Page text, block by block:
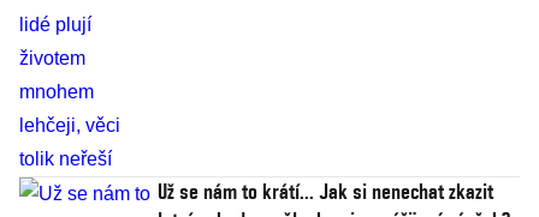
Už se nám to krátí... Jak si nenechat zkazit